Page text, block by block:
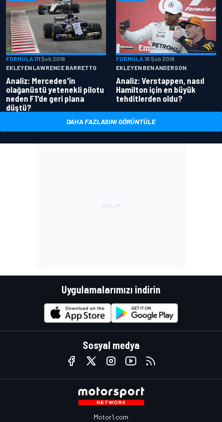
FORMULA 111 Şub 2018
EKLEYEN LAWRENCE BARRETTO
Analiz: Mercedes'in
olağanüstü yetenekli pilotu
neden F1'de geri plana
düştü?
FORMULA 16 Şub 2018
EKLEYEN BEN ANDERSON
Analiz: Verstappen, nasıl
Hamilton için en büyük
tehditlerden oldu?
DAHA FAZLASINI GÖRÜNTÜLE
Uygulamalarımızı indirin
Sosyal medya
Motor1.com